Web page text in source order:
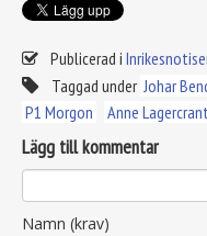
Publicerad i
Taggad under Johar
P1 Morgon
Anne
Lägg till kommentar
Namn (krav)